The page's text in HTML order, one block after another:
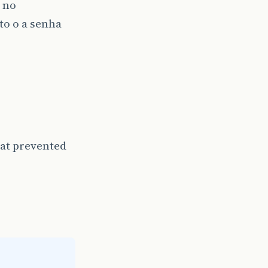
o a senha
prevented